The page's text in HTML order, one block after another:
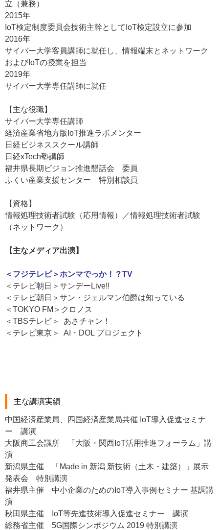
立（兼務）
2015年
IoT検定制度委員会技術主幹としてIoT検定設立に参加
2016年
サイバー大学客員講師に就任し、情報端末とネットワーク
およびIoTの授業を担当
2019年
サイバー大学専任講師に就任
【主な役職】
サイバー大学専任講師
経済産業省地方版IoT推進ラボメンター
日経ビジネススクール講師
日経xTech塾講師
福井県長期ビジョン推進懇話会 委員
ふくい産業支援センター 特別相談員
【資格】
情報処理技術者試験（応用情報）／情報処理技術者試験
（ネットワーク）
【主なメディア出演】
＜フジテレビ＞ホンマでっか！？TV
＜テレビ朝日＞サンデーLive!!
＜テレビ朝日＞サン・ジェルマン伯爵は知っている
＜TOKYO FM＞クロノス
＜TBSテレビ＞ あさチャン！
＜テレビ東京＞ AI・DOL プロジェクト
主な講演実績
中国経済産業局、四国経済産業局共催 IoT導入促進セミナ
ー 講演
大阪商工会議所 「大阪・関西IoT活用推進フォーラム」講
演
新潟県主催 「Made in 新潟 新技術（土木・建築）」展示
発表会 特別講演
福井県主催 中小企業のためのIoT導入事例セミナー 基調講
演
秋田県主催 IoT等先進技術導入促進セミナー 講演
総務省主催 5G国際シンポジウム 2019 特別講演